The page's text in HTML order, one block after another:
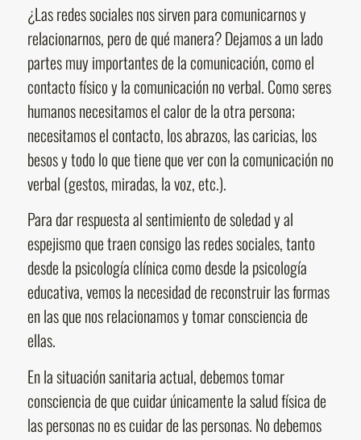
¿Las redes sociales nos sirven para comunicarnos y
relacionarnos, pero de qué manera? Dejamos a un lado
partes muy importantes de la comunicación, como el
contacto físico y la comunicación no verbal. Como seres
humanos necesitamos el calor de la otra persona;
necesitamos el contacto, los abrazos, las caricias, los
besos y todo lo que tiene que ver con la comunicación no
verbal (gestos, miradas, la voz, etc.).
Para dar respuesta al sentimiento de soledad y al
espejismo que traen consigo las redes sociales, tanto
desde la psicología clínica como desde la psicología
educativa, vemos la necesidad de reconstruir las formas
en las que nos relacionamos y tomar consciencia de
ellas.
En la situación sanitaria actual, debemos tomar
consciencia de que cuidar únicamente la salud física de
las personas no es cuidar de las personas. No debemos